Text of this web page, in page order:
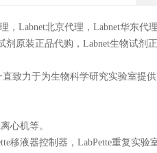
，Labnet北京代理，Labnet华东代
剂原装正品代购，Labnet生物试
直致力于为生物科学研究实验室
心机等。
移液器控制器，LabPette重复实验